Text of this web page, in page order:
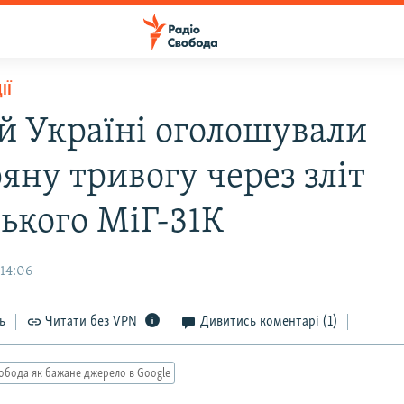
Україні оголошували
тривогу через зліт
МіГ-31К
Читати без VPN Дивитись коментарі (1)
як бажане джерело в Google